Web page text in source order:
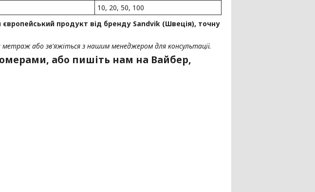
10, 20, 50, 100
продукт від бренду Sandvik (Швеція), точну
або зв'яжіться з нашим менеджером для консультації.
або пишіть нам на Вайбер,